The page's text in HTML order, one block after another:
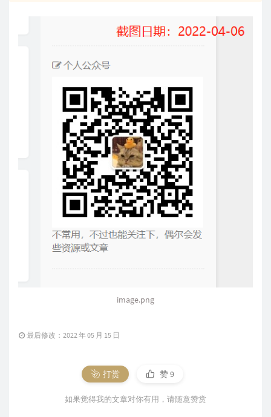
image.png
最后修改：2022 年 05 月 15 日
打赏 赞9
如果觉得我的文章对你有用，请随意赞赏